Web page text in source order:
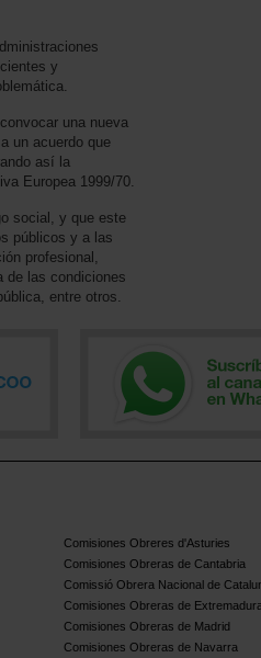
y
una nueva
un acuerdo que
así la
Europea 1999/70.
social, y que este
públicos y a las
profesional,
de las condiciones
entre otros.
Comisiones Obreres d'Asturies
Comisiones Obreras de Cantabria
Comissió Obrera Nacional de
Comisiones Obreras de Extremadura
Comisiones Obreras de Madrid
Comisiones Obreras de Navarra